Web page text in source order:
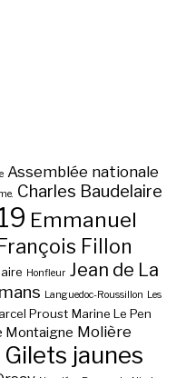
Assemblée nationale
Charles Baudelaire
Emmanuel
Fillon
Honfleur Jean de La
Languedoc-Roussillon Les
Proust Marine Le Pen
Montaigne Molière
jaunes